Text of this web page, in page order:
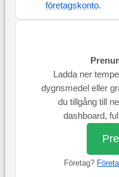
företagskonto.
Ladda ner
dygnsmedel eller
du tillgång till
dashboard,
Företag?